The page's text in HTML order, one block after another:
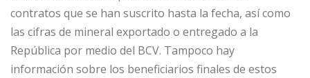
contratos que se han suscrito hasta la fecha, así como
las cifras de mineral exportado o entregado a la
República por medio del BCV. Tampoco hay
información sobre los beneficiarios finales de estos